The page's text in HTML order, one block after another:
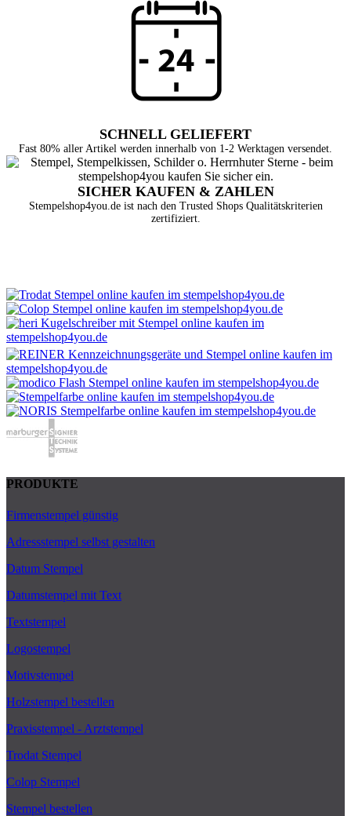
SCHNELL GELIEFERT
Fast 80% aller Artikel werden innerhalb von 1-2 Werktagen versendet.
SICHER KAUFEN & ZAHLEN
Stempelshop4you.de ist nach den Trusted Shops Qualitätskriterien
zertifiziert.
PRODUKTE
Firmenstempel günstig
Adressstempel selbst gestalten
Datum Stempel
Datumstempel mit Text
Textstempel
Logostempel
Motivstempel
Holzstempel bestellen
Praxisstempel - Arztstempel
Trodat Stempel
Colop Stempel
Stempel bestellen